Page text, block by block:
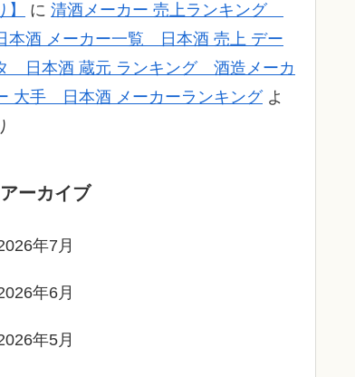
】
に 清酒メーカー 売上ランキング
本酒 メーカー一覧 日本酒 売上 デー
日本酒 蔵元 ランキング 酒造メーカ
大手 日本酒 メーカーランキングよ
アーカイブ
年7月
年6月
年5月